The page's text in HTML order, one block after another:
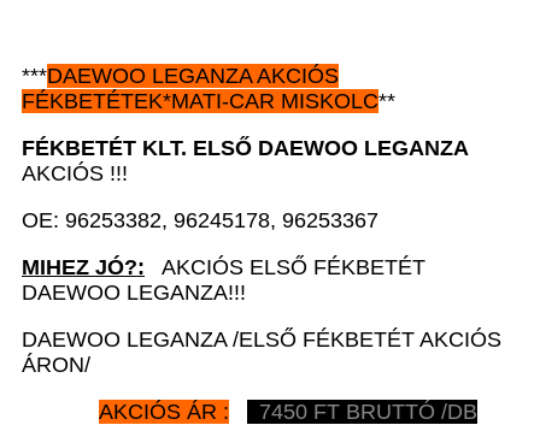
***DAEWOO LEGANZA AKCIÓS
FÉKBETÉTEK*MATI-CAR MISKOLC**
FÉKBETÉT KLT. ELSŐ DAEWOO LEGANZA
AKCIÓS !!!
OE: 96253382, 96245178, 96253367
MIHEZ JÓ?: AKCIÓS ELSŐ FÉKBETÉT
DAEWOO LEGANZA!!!
DAEWOO LEGANZA /ELSŐ FÉKBETÉT AKCIÓS
ÁRON/
AKCIÓS ÁR :
7450 FT BRUTTÓ /DB